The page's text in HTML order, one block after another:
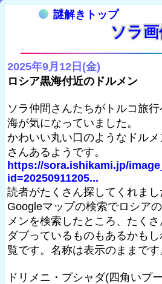
謎解きトップ
ソラ
2025年9月12日(金)
ロシア黒海付近のドルメン
ソラ仲間さんたちがトルコ旅
海が気になっていました。
かわいい丸い口のようなドルメ
さんあるようです。
https://sora.ishikami.jp/
id=20250911205...
読者がたくさん探してくれまし
Googleマップの検索でロシア
メンを検索したところ、たくさ
ダブっているものもあるかも
覧です。名称は表示のままです
ドリメニ・プシャダ(四角いプ